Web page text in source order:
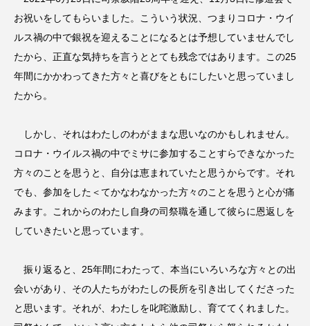
お祝いをしてもらいました。こういう状況、つまりコロナ・ウイ
ルス禍の中で銀祝を迎えることになるとは予想していませんでし
たから、正直な気持ちを言うととても残念ではあります。この25
年間にかかわってきた方々と喜びをともにしたいと思っていまし
たから。
しかし、それはわたしのわがままな思いなのかもしれません。
コロナ・ウイルス禍の中でミサに参加することすらできなかった
方々のことを思うと、自分は恵まれていたと思うからです。それ
でも、参加をした＜てかなわなかった方々のことを思うと心が痛
みます。これからのわたし自身の司祭職を通して彼らに恩返しを
していきたいと思っています。
振り返ると、25年間にわたって、本当にいろいろな方々との出
会いがあり、その人たちがわたしの長所を引き出してくださった
と思います。それが、わたしを叱咤激励し、育ててくれました。